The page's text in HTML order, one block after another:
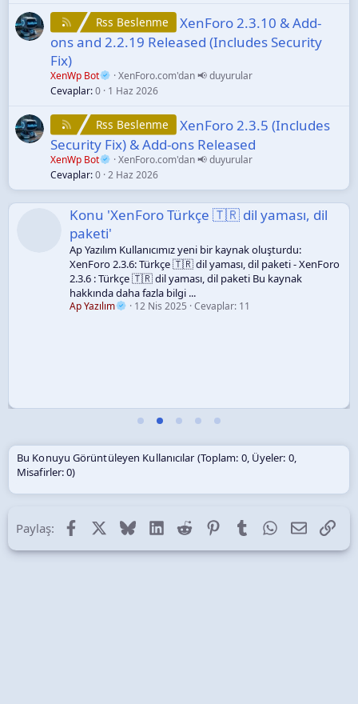
Rss Beslenme
XenForo 2.3.10 & Add-
ons and 2.2.19 Released (Includes Security
Fix)
XenWp Bot
XenForo.com'dan 📢 duyurular
Cevaplar 0 1 Haz 2026
Rss Beslenme
XenForo 2.3.5 (Includes
Security Fix) & Add-ons Released
XenWp Bot
XenForo.com'dan 📢 duyurular
Cevaplar 0 2 Haz 2026
Konu 'XenForo Türkçe 🇹🇷 dil yaması, dil
paketi'
Ap Yazılım Kullanıcımız yeni bir kaynak oluşturdu:
XenForo 2.3.6: Türkçe 🇹🇷 dil yaması, dil paketi - XenForo
2.3.6 : Türkçe 🇹🇷 dil yaması, dil paketi Bu kaynak
hakkında daha fazla bilgi ...
Ap Yazılım 12 Nis 2025 Cevaplar: 11
Bu Konuyu Görüntüleyen Kullanıcılar (Toplam: 0, Üyeler: 0,
Misafirler: 0)
Paylaş: FacebookX (Twitter)
BlueskyLinkedInReddit PinterestTumblr WhatsApp
E-postaLink